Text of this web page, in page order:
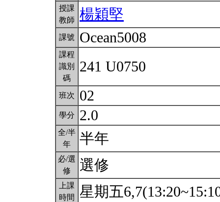
授課
教師
楊穎堅
課號 Ocean5008
課程
識別
碼
241 U0750
班次 02
學分 2.0
全/半
年
半年
必/選
修
選修
上課
時間
星期五